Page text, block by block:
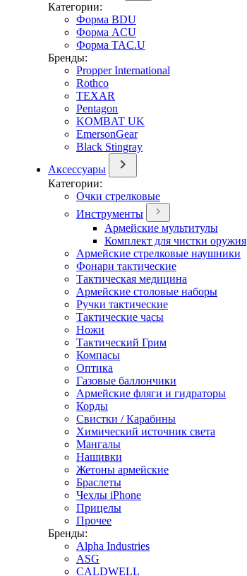
Категории:
Форма BDU
Форма ACU
Форма TAC.U
Бренды:
Propper International
Rothco
TEXAR
Pentagon
KOMBAT UK
EmersonGear
Black Stingray
Аксессуары
Категории:
Очки стрелковые
Инструменты
Армейские мультитулы
Комплект для чистки оружия
Армейские стрелковые наушники
Фонари тактические
Тактическая медицина
Армейские столовые наборы
Ручки тактические
Тактические часы
Ножи
Тактический Грим
Компасы
Оптика
Газовые баллончики
Армейские фляги и гидраторы
Корды
Свистки / Карабины
Химический источник света
Мангалы
Нашивки
Жетоны армейские
Браслеты
Чехлы iPhone
Прицелы
Прочее
Бренды:
Alpha Industries
ASG
CALDWELL